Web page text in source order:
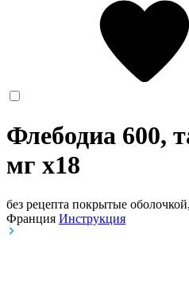
Флебодиа 600,
мг x18
без рецепта покрытые
Франция Инструкция